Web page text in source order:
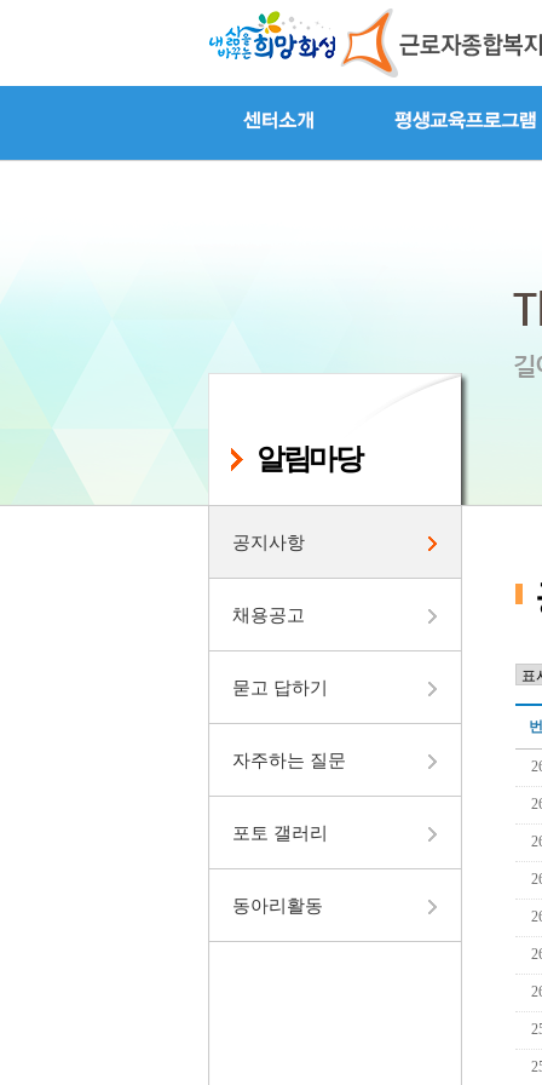
알림마당
공지사항
채용공고
묻고 답하기
자주하는 질문
포토 갤러리
동아리활동